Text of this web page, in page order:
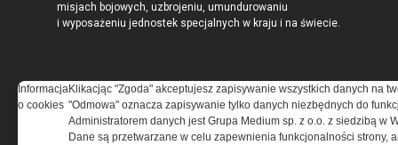
misjach bojowych, uzbrojeniu, umundurowaniu
i wyposażeniu jednostek specjalnych w kraju i na świecie.
REGULAMIN
Informacja
o cookies
Klikacjąc "Zgoda" akceptujesz zapisywanie wszystkich danych na
"Odmowa" oznacza zapisywanie tylko danych niezbędnych do
Administratorem danych jest Grupa Medium sp. z o.o. z siedzibą w
Dane są przetwarzane w celu zapewnienia funkcjonalności strony,